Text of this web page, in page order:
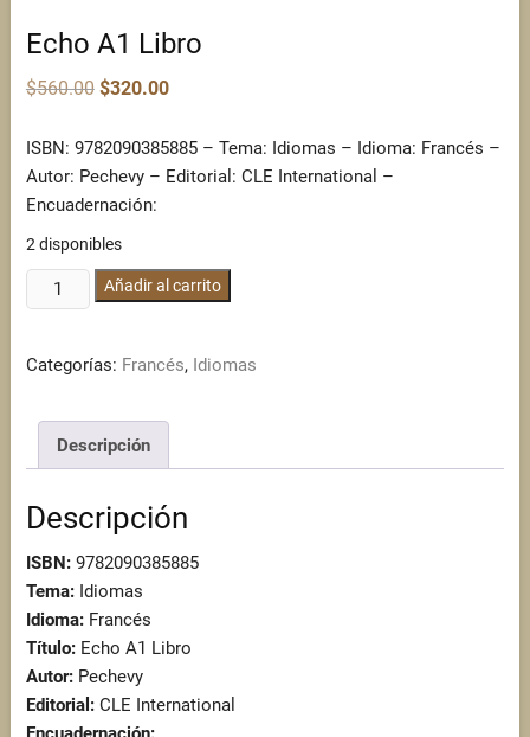
Echo A1 Libro
$560.00 Original
price
$560.00.
$320.00Current
$320.00.
ISBN: 9782090385885 – Tema: Idiomas – Idioma: Francés –
Autor: Pechevy – Editorial: CLE International –
Encuadernación:
2 disponibles
Echo
A1
cantidad
Añadir al carrito
Categorías: Francés, Idiomas
Descripción
Descripción
ISBN:9782090385885
Tema:Idiomas
Idioma:Francés
Título:Echo A1 Libro
Autor:Pechevy
Editorial:CLE International